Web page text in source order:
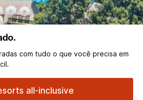
com tudo o que você precisa em
all-inclusive